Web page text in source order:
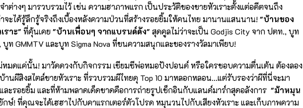
ำต่างๆ มารวบรวมไว้ เช่น ความฮาภาพแรก เป็นประวัติของขายหัวเราะตั้งแต่อดีตจนถึง
ะได้รู้ลึกรู้จริงถึงเบื้องหลังความป่วนที่สร้างรอยยิ้มให้คนไทย มานานแสนนาน! "บ้านของ
ราะ" ที่คุ้นเคย"บ้านเพื่อนๆ จากแบรนด์ดัง" สุดคูลไม่ว่าจะเป็น Godjis City จาก ปตท., บูท
ท GMMTV และบูท Sigma Nova ที่ขนความสนุกและของรางวัลมาเพียบ!
หมดแค่นั้น! มาวัดดวงกับกิจกรรม เซียมซีพ่อหมอปังปอนด์ หรือใครชอบความตื่นเต้น ต้องลอง
บ้านผีสิงสไตล์ขายหัวเราะ ที่รวบรวมผีไทยดุ Top 10 มาหลอกหลอน...แต่รับรองว่าผีที่นี่จะมา
ะรอยยิ้ม และที่ห้ามพลาดเด็ดขาดคือการถ่ายรูปเช็กอินกับแลนด์มาร์กสุดอลังการ "ม้าหมุน
ษ์! ที่คุณจะได้เฮฮาไปกับคาแรกเตอร์ตัวโปรด หมุนวนไปกับเสียงหัวเราะ และเก็บภาพความ